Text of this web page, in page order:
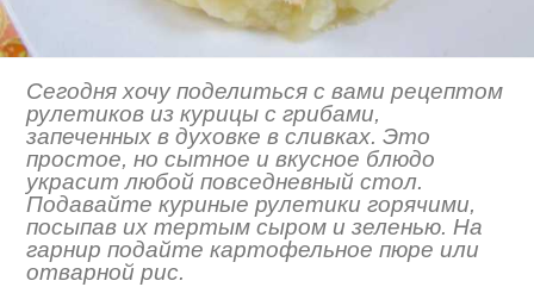
Сегодня хочу поделиться с вами рецептом
рулетиков из курицы с грибами,
запеченных в духовке в сливках. Это
простое, но сытное и вкусное блюдо
украсит любой повседневный стол.
Подавайте куриные рулетики горячими,
посыпав их тертым сыром и зеленью. На
гарнир подайте картофельное пюре или
отварной рис.